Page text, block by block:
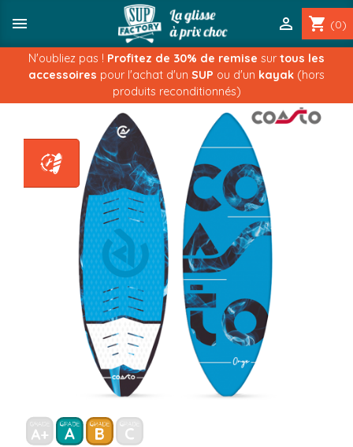
  shopping_cart (0)
N'oubliez pas ! Profitez de 30% de remise surtous les
accessoires pour l'achat d'un SUP ou d'un kayak (hors
produits reconditionnés)